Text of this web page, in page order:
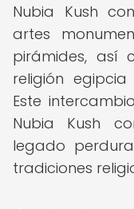
Nubia Kush
artes
pirámides, así
religión
Este
Nubia Kush
legado
tradiciones